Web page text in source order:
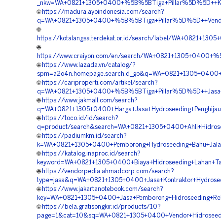
🌐 https://madura.ayoindonesia.com/search?
🌐
https://kotalangsa.terdekat.or.id/search/label/
🌐
https://www.craiyon.com/en/search/
🌐 https://www.lazada.vn/catalog/?
🌐 https://cariproperti.com/artikel/search?
🌐 https://www.jakmall.com/search?
🌐 https://toco.id/id/search?
q=product/
🌐 https://padiumkm.id/search?
🌐 https://katalog.inaproc.id/search?
🌐 https://vendorpedia.ahmadcorp.com/search?
🌐 https://www.jakartanotebook.com/search?
🌐 https://bela.gratisongkir.id/products/10?